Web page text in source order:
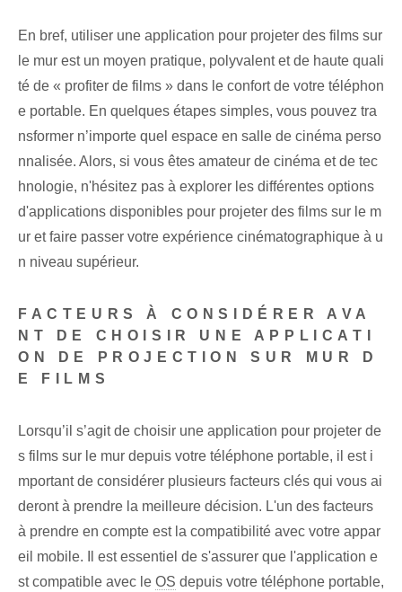
En bref, utiliser une application pour projeter des films sur
le mur est un moyen pratique, polyvalent‌ et de haute quali
té de « profiter de films » dans le confort de votre téléphon
e portable. En quelques étapes simples, vous pouvez tra
nsformer n’importe quel espace en salle de cinéma perso
nnalisée. Alors, si vous êtes amateur de cinéma et de tec
hnologie, n'hésitez pas à explorer les différentes options
d'applications disponibles pour projeter des films sur le m
ur et faire passer votre expérience cinématographique à u
n niveau supérieur.
FACTEURS À CONSIDÉRER AVA
NT DE CHOISIR UNE APPLICATI
ON DE PROJECTION SUR MUR D
E FILMS
Lorsqu’il s’agit de choisir une application pour projeter de
s films sur le mur depuis votre téléphone portable, il est i
mportant de considérer plusieurs facteurs clés qui vous ai
deront à prendre la meilleure décision. ⁤L'un des facteurs
à prendre en compte est la compatibilité avec votre appar
eil mobile. Il est essentiel de s'assurer que l'application e
st compatible avec le OS depuis votre⁤ téléphone portable,